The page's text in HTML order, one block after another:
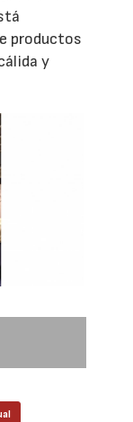
productos
y